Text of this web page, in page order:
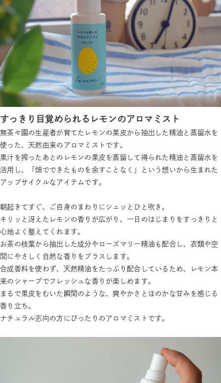
すっきり目覚められるレモンのアロマミスト
無茶々園の生産者が育てたレモンの果皮から抽出した精油と蒸留水を
使った、天然由来のアロマミストです。
果汁を搾ったあとのレモンの果皮を蒸留して得られた精油と蒸留水を
活用し、「畑でできたものを余すことなく」という想いから生まれた
アップサイクルなアイテムです。
朝起きてすぐ、ご自身のまわりにシュッとひと吹き。
キリッと冴えたレモンの香りが広がり、一日のはじまりをすっきりと
心地よく整えてくれます。
お茶の枝葉から抽出した成分やローズマリー精油も配合し、衣類や空
間にやさしく自然な香りをプラスします。
合成香料を使わず、天然精油をたっぷり配合しているため、レモン本
来のシャープでフレッシュな香りが楽しめます。
まるで果皮をむいた瞬間のような、爽やかさとほのかな甘みを感じる
香り立ち。
ナチュラル志向の方にぴったりのアロマミストです。